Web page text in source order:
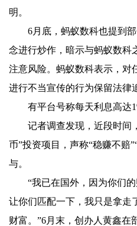
明。
6月底，蚂蚁数科也提到
念进行炒作，暗示与蚂蚁数科
注意风险。蚂蚁数科表示，对
进行不当宣传的行为保留法律
有平台号称每天利息高达
记者调查发现，近段时间
币”投资项目，声称“稳赚不赔
与。
“我已在国外，因为你们
让你们匹配一下，我只是拿走
财富。”6月末，创办人黄鑫在